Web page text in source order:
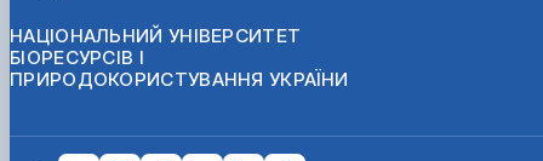
НАЦІОНАЛЬНИЙ УНІВЕРСИТЕТ
БІОРЕСУРСІВ І
ПРИРОДОКОРИСТУВАННЯ УКРАЇНИ